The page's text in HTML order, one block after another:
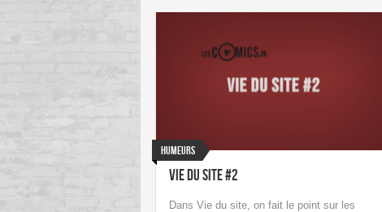
Humeurs
Vie du site #2
Dans Vie du site, on fait le point sur les